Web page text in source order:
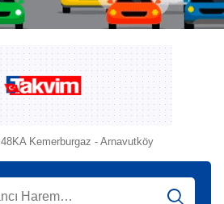
48KA Kemerburgaz - Arnavutköy